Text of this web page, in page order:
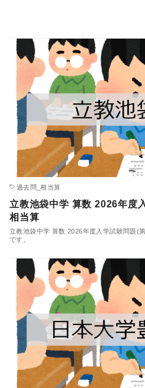
過去問_相当算
立教池袋中学 算数 2026年度
相当算
立教池袋中学 算数 2026年度入学試験問題(
です。